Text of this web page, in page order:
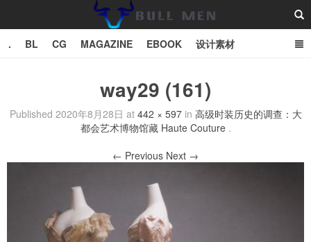
Bull Man斗牛士
. BL CG MAGAZINE EBOOK 设计素材
way29 (161)
Published 2020年8月28日 at 442 × 597in 高级时装历史的调查：大
都会艺术博物馆藏 Haute Couture .
← Previous Next →